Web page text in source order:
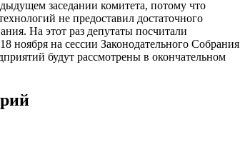
заседании комитета, потому что
не предоставил достаточного
На этот раз депутаты посчитали
на сессии Законодательного Собрания
будут рассмотрены в окончательном